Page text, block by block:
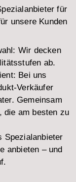
für
unsere Kunden
Wir decken
ab.
Bei uns
Verkäufer
Gemeinsam
die am besten zu
Spezialanbieter
anbieten – und